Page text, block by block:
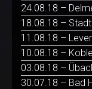
24.08.18 –
18.08.18 –
11.08.18 –
10.08.18 –
03.08.18 –
30.07.18 – Bad